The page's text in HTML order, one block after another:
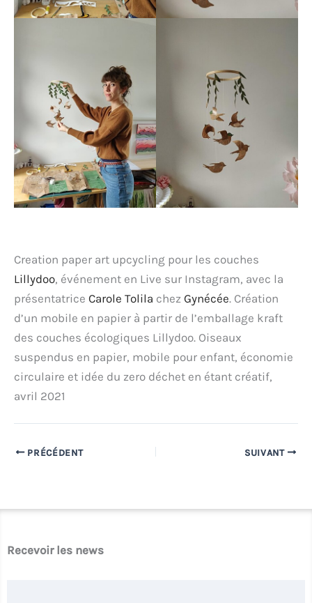
Creation paper art upcycling pour les couches
Lillydoo, événement en Live sur Instagram, avec la
présentatrice Carole Tolila chez Gynécée. Création
d’un mobile en papier à partir de l’emballage kraft
des couches écologiques Lillydoo. Oiseaux
suspendus en papier, mobile pour enfant, économie
circulaire et idée du zero déchet en étant créatif,
avril 2021
PRÉCÉDENT SUIVANT
Recevoir les news